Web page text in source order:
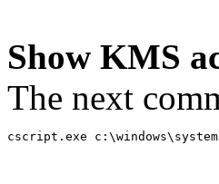
Show KMS
The next
cscript.exe